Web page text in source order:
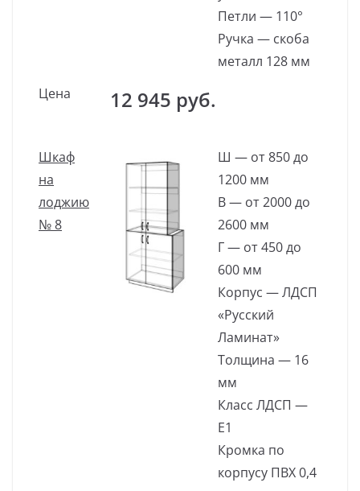
Петли — 110°
Ручка — скоба
металл 128 мм
Цена
12 945 руб.
Шкаф
на
лоджию
№ 8
Ш — от 850 до
1200 мм
В — от 2000 до
2600 мм
Г — от 450 до
600 мм
Корпус — ЛДСП
«Русский
Ламинат»
Толщина — 16
мм
Класс ЛДСП —
Е1
Кромка по
корпусу ПВХ 0,4